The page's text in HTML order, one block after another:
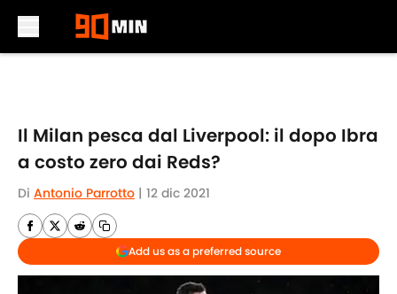
Il Milan pesca dal Liverpool: il dopo Ibra
a costo zero dai Reds?
Di Antonio Parrotto | 12 dic 2021
Add us as a preferred source